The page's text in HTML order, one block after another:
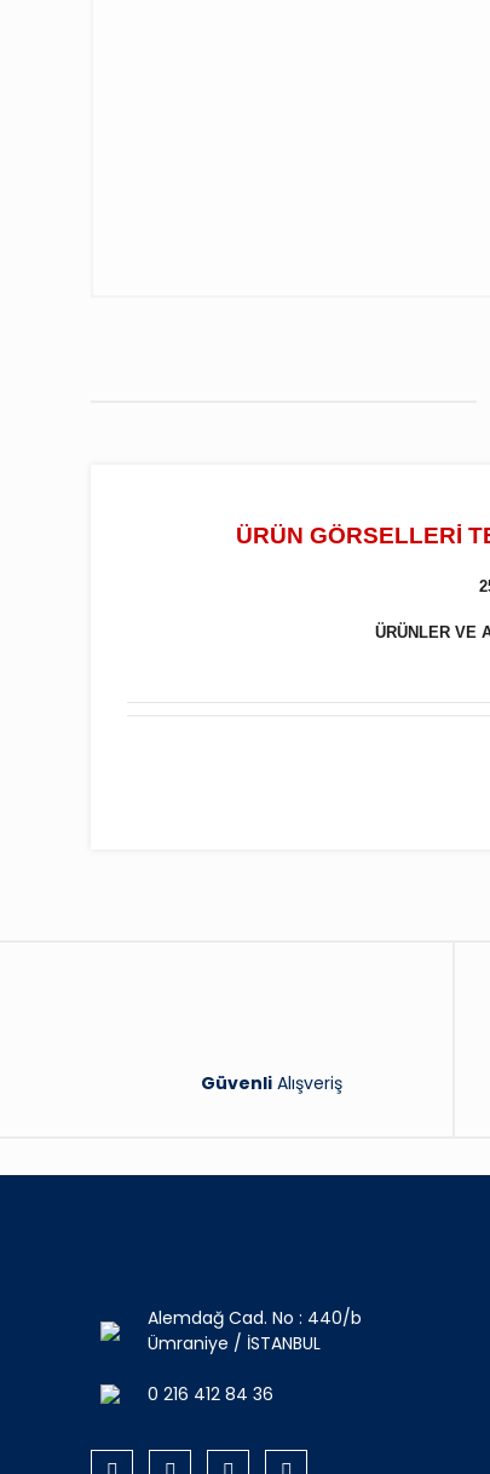
ÜRÜN GÖRSELLERİ
ÜRÜNLER VE
GüvenliAlışveriş
Alemdağ Cad. No : 440/b
Ümraniye / İSTANBUL
0 216 412 84 36